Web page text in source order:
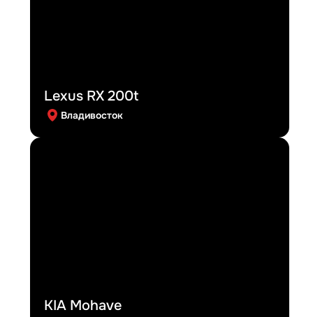
Lexus RX 200t
Владивосток
KIA Mohave